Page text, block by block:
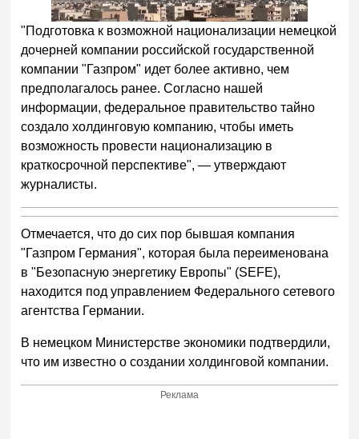
"Подготовка к возможной национализации немецкой
дочерней компании российской государственной
компании "Газпром" идет более активно, чем
предполагалось ранее. Согласно нашей
информации, федеральное правительство тайно
создало холдинговую компанию, чтобы иметь
возможность провести национализацию в
краткосрочной перспективе", — утверждают
журналисты.
Отмечается, что до сих пор бывшая компания
"Газпром Германия", которая была переименована
в "Безопасную энергетику Европы" (SEFE),
находится под управлением Федерального сетевого
агентства Германии.
В немецком Министерстве экономики подтвердили,
что им известно о создании холдинговой компании.
Реклама